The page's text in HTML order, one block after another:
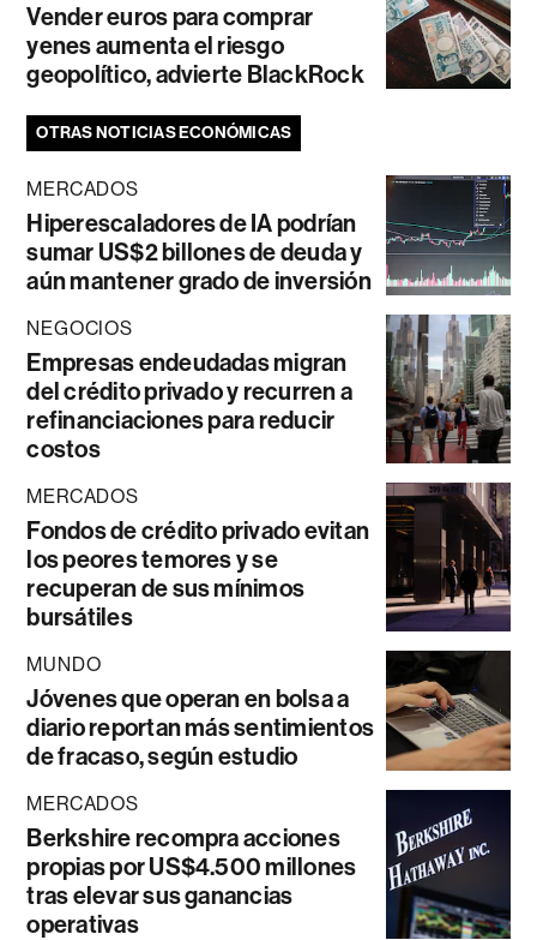
Vender euros para comprar
yenes aumenta el riesgo
geopolítico, advierte BlackRock
OTRAS NOTICIAS ECONÓMICAS
MERCADOS
Hiperescaladores de IA podrían
sumar US$2 billones de deuda y
aún mantener grado de inversión
NEGOCIOS
Empresas endeudadas migran
del crédito privado y recurren a
refinanciaciones para reducir
costos
MERCADOS
Fondos de crédito privado evitan
los peores temores y se
recuperan de sus mínimos
bursátiles
MUNDO
Jóvenes que operan en bolsa a
diario reportan más sentimientos
de fracaso, según estudio
MERCADOS
Berkshire recompra acciones
propias por US$4.500 millones
tras elevar sus ganancias
operativas